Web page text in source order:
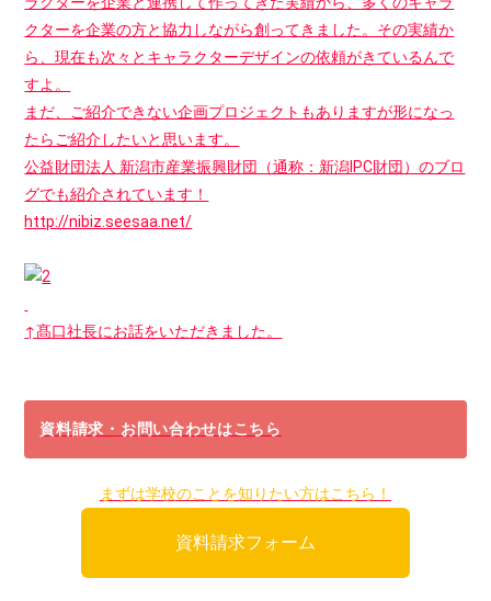
クターを企業の方と協力しながら創ってきました。その実績か
ら、現在も次々とキャラクターデザインの依頼がきているんで
すよ。
まだ、ご紹介できない企画プロジェクトもありますが形になっ
たらご紹介したいと思います。
公益財団法人 新潟市産業振興財団（通称：新潟IPC財団）のブロ
グでも紹介されています！
http://nibiz.seesaa.net/
↑髙口社長にお話をいただきました。
資料請求・お問い合わせはこちら
まずは学校のことを知りたい方はこちら！
資料請求フォーム